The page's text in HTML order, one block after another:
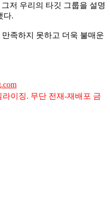
저 우리의 타깃 그룹을 설명
다.
족하지 못하고 더욱 불매운
이징. 무단 전재-재배포 금